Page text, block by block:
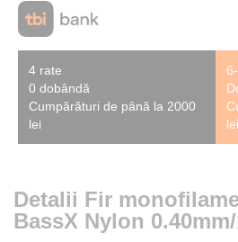
4 rate
0 dobândă
Cumpărături de până la 2000
lei
lei
Detalii Fir
BassX Nylon